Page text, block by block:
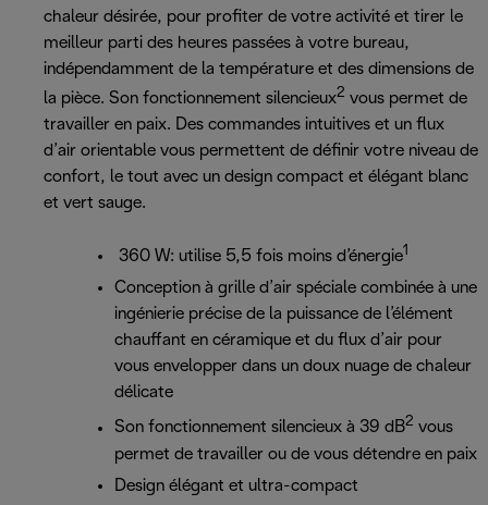
chaleur désirée, pour profiter de votre activité et tirer le
meilleur parti des heures passées à votre bureau,
indépendamment de la température et des dimensions de
la pièce. Son fonctionnement silencieux2 vous permet de
travailler en paix. Des commandes intuitives et un flux
d’air orientable vous permettent de définir votre niveau de
confort, le tout avec un design compact et élégant blanc
et vert sauge.
360 W: utilise 5,5 fois moins d’énergie1
Conception à grille d’air spéciale combinée à une
ingénierie précise de la puissance de l’élément
chauffant en céramique et du flux d’air pour
vous envelopper dans un doux nuage de chaleur
délicate
Son fonctionnement silencieux à 39 dB2 vous
permet de travailler ou de vous détendre en paix
Design élégant et ultra-compact